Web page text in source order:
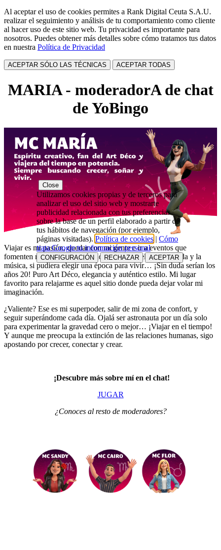
Al aceptar el uso de cookies permites a Rank Digital Ceuta S.A.U.
realizar el seguimiento y análisis de tu comportamiento como cliente
al hacer uso de este sitio web. Tu privacidad es importante para
nosotros. Puedes obtener más detalles sobre cómo tratamos tus datos
en nuestra Política de Privacidad
ACEPTAR SÓLO LAS TÉCNICAS ACEPTAR TODAS
MARIA - moderadorA de chat
de YoBingo
Viajar es mi pasión, quedar con mi gente e ir a eventos que
fomenten mi creatividad y curiosidad. Fan del arte, la moda y la
música, si pudiera elegir una época para vivir… ¡Sin duda serían los
años 20! Puro Art Déco, elegancia y auténtico estilo. Mi lugar
favorito para relajarme es aquel sitio donde pueda dejar volar mi
imaginación.
¿Valiente? Ese es mi superpoder, salir de mi zona de confort, y
seguir superándome cada día. Ojalá ser astronauta por un día solo
para experimentar la gravedad cero o mejor… ¡Viajar en el tiempo!
Y aunque me preocupa la extinción de las relaciones humanas, sigo
apostando por crecer, conectar y crear.
¡Descubre más sobre mí en el chat!
JUGAR
¿Conoces al resto de moderadores?
Close
Utilizamos cookies propias y de terceros para
analizar el uso del sitio web y mostrarte
publicidad relacionada con tus preferencias
sobre la base de un perfil elaborado a partir de
tus hábitos de navegación (por ejemplo,
páginas visitadas). Política de cookies | Cómo
trata Google tu información personal
CONFIGURACIÓN RECHAZAR ACEPTAR